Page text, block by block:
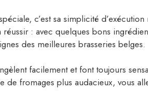
c’est sa simplicité
: avec quelques bons
des meilleures brasseries belges.
facilement et font toujours
de fromages plus audacieux, vous